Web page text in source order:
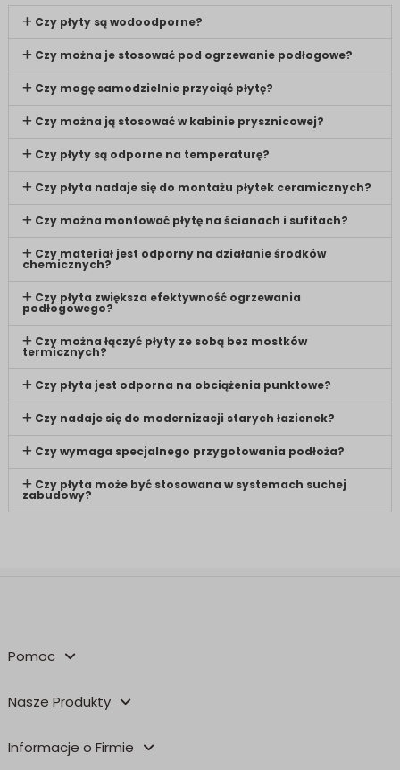
Czy płyty są wodoodporne?
Czy można je stosować pod ogrzewanie podłogowe?
Czy mogę samodzielnie przyciąć płytę?
Czy można ją stosować w kabinie prysznicowej?
Czy płyty są odporne na temperaturę?
Czy płyta nadaje się do montażu płytek ceramicznych?
Czy można montować płytę na ścianach i sufitach?
Czy materiał jest odporny na działanie środków
chemicznych?
Czy płyta zwiększa efektywność ogrzewania
podłogowego?
Czy można łączyć płyty ze sobą bez mostków
termicznych?
Czy płyta jest odporna na obciążenia punktowe?
Czy nadaje się do modernizacji starych łazienek?
Czy wymaga specjalnego przygotowania podłoża?
Czy płyta może być stosowana w systemach suchej
zabudowy?
Pomoc
Nasze Produkty
Informacje o Firmie